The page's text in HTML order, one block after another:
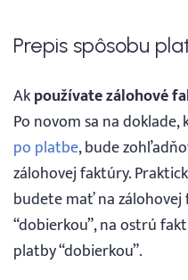
Prepis spôsobu
Akpoužívate zálohové
Po novom sa na
po platbe, bude
zálohovej faktúry.
budete mať na
“dobierkou”, na ostrú
platby “dobierkou”.